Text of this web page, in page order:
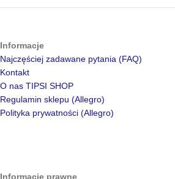
Informacje
Najczęściej zadawane pytania (FAQ)
Kontakt
O nas TIPSI SHOP
Regulamin sklepu (Allegro)
Polityka prywatności (Allegro)
Informacje prawne